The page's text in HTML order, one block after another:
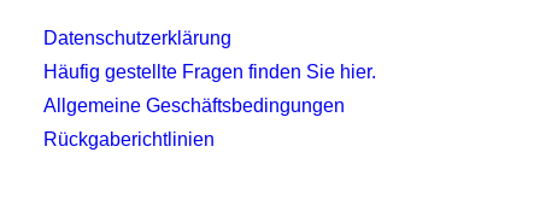
Datenschutzerklärung
Häufig gestellte Fragen finden Sie hier.
Allgemeine Geschäftsbedingungen
Rückgaberichtlinien